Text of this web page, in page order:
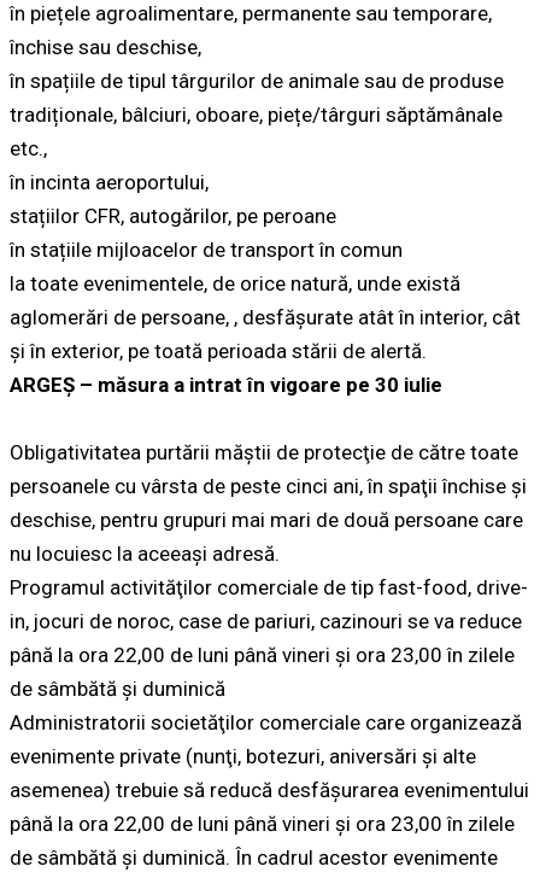
în piețele agroalimentare, permanente sau temporare,
închise sau deschise,
în spațiile de tipul târgurilor de animale sau de produse
tradiționale, bâlciuri, oboare, piețe/târguri săptămânale
etc.,
în incinta aeroportului,
stațiilor CFR, autogărilor, pe peroane
în stațiile mijloacelor de transport în comun
la toate evenimentele, de orice natură, unde există
aglomerări de persoane, , desfășurate atât în interior, cât
și în exterior, pe toată perioada stării de alertă.
ARGEȘ – măsura a intrat în vigoare pe 30 iulie
Obligativitatea purtării măştii de protecţie de către toate
persoanele cu vârsta de peste cinci ani, în spaţii închise şi
deschise, pentru grupuri mai mari de două persoane care
nu locuiesc la aceeaşi adresă.
Programul activităţilor comerciale de tip fast-food, drive-
in, jocuri de noroc, case de pariuri, cazinouri se va reduce
până la ora 22,00 de luni până vineri şi ora 23,00 în zilele
de sâmbătă şi duminică
Administratorii societăţilor comerciale care organizează
evenimente private (nunţi, botezuri, aniversări şi alte
asemenea) trebuie să reducă desfăşurarea evenimentului
până la ora 22,00 de luni până vineri şi ora 23,00 în zilele
de sâmbătă şi duminică. În cadrul acestor evenimente